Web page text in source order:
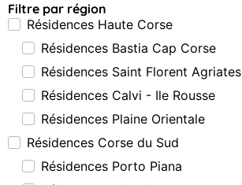
Filtre par région
Résidences Haute Corse
Résidences Bastia Cap Corse
Résidences Saint Florent Agriates
Résidences Calvi - Ile Rousse
Résidences Plaine Orientale
Résidences Corse du Sud
Résidences Porto Piana